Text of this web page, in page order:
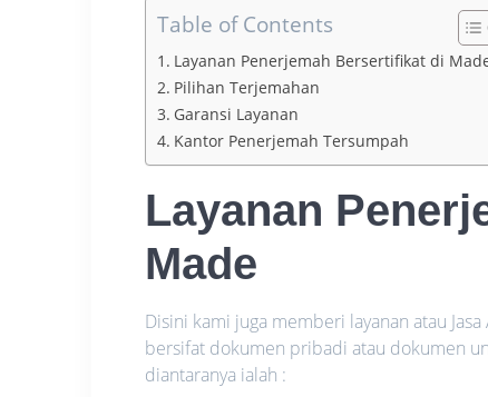
Table of Contents
Layanan Penerjemah Bersertifikat di
Pilihan Terjemahan
Garansi Layanan
Kantor Penerjemah Tersumpah
Layanan
Made
Disini kami juga memberi layanan atau
bersifat dokumen pribadi atau dokumen
diantaranya ialah :